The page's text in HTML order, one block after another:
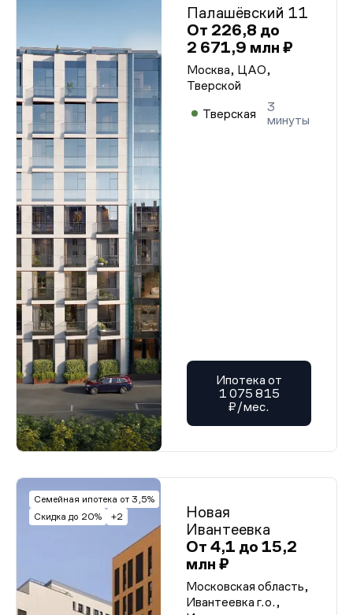
Палашёвский 11
От 226,8 до
2 671,9 млн ₽
Москва, ЦАО,
Тверской
Тверская
3
минуты
Ипотека от
1 075 815
₽/мес.
Семейная ипотека от 3,5%
Скидка до 20%
+2
Новая
Ивантеевка
От 4,1 до 15,2
млн ₽
Московская область,
Ивантеевка г.о.,